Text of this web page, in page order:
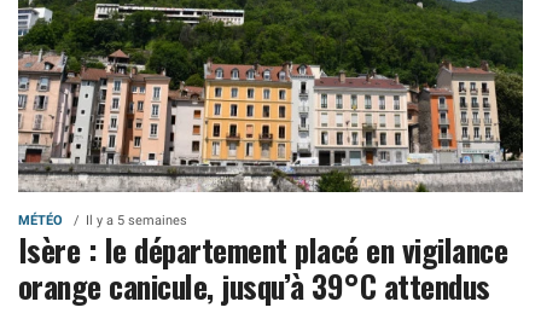
MÉTÉO Il y a 5 semaines
Isère : le département placé en vigilance
orange canicule, jusqu’à 39°C attendus